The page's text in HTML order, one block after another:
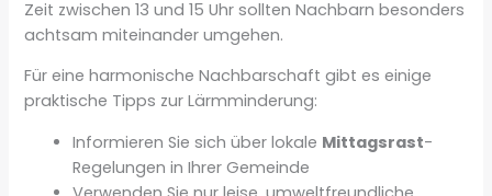
Zeit zwischen 13 und 15 Uhr sollten Nachbarn besonders
achtsam miteinander umgehen.
Für eine harmonische Nachbarschaft gibt es einige
praktische Tipps zur Lärmminderung:
Informieren Sie sich über lokale Mittagsrast-
Regelungen in Ihrer Gemeinde